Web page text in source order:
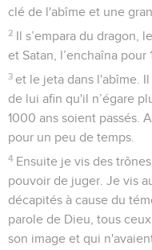
clé de l'abîme et une
2 Il s’empara du dragon,
et Satan, l’enchaîna pour
3 et le jeta dans l'abîme.
de lui afin qu'il n’égare
1000 ans soient passés.
pour un peu de temps.
4 Ensuite je vis des
pouvoir de juger. Je vis
décapités à cause du
parole de Dieu, tous
son image et qui